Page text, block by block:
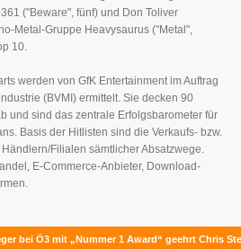
("Beware", fünf) und Don Toliver
Metal-Gruppe Heavysaurus ("Metal",
10.
werden von GfK Entertainment im Auftrag
(BVMI) ermittelt. Sie decken 90
und sind das zentrale Erfolgsbarometer für
Basis der Hitlisten sind die Verkaufs- bzw.
Filialen sämtlicher Absatzwege.
E-Commerce-Anbieter, Download-
bei Ö3 mit „Nummer 1 Award“ geehrt Chris